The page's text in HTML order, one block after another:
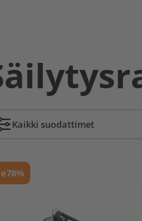
Kaikki suodattimet
78%